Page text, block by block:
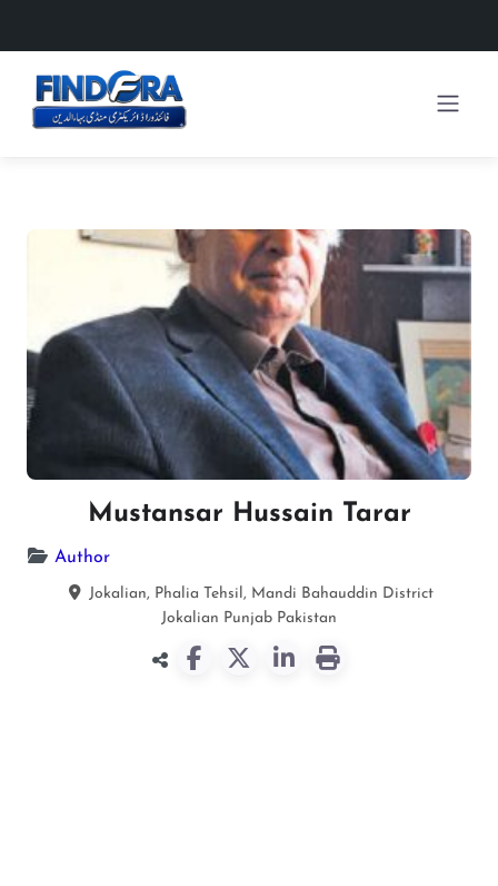
Mustansar Hussain Tarar
Author
Jokalian, Phalia Tehsil, Mandi Bahauddin District
Jokalian Punjab Pakistan